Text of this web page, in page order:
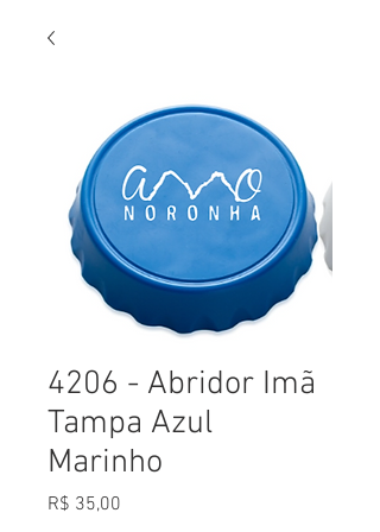
4206 - Abridor Imã
Tampa Azul
Marinho
R$ 35,00